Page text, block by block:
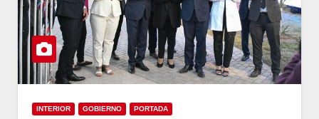
INTERIOR GOBIERNO PORTADA